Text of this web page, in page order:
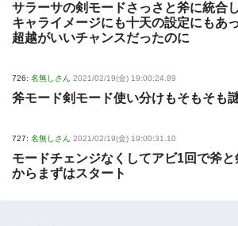
サラーサの剣モードさっさと斧に統合
キャライメージにも十天の設定にもあ
超越がいいチャンスだったのに
726: 名無しさん 2021/02/19(金) 19:00:24.89
斧モード剣モード使い分けもそもそも
727: 名無しさん 2021/02/19(金) 19:00:31.10
モードチェンジなくしてアビ1回で斧
からまずはスタート